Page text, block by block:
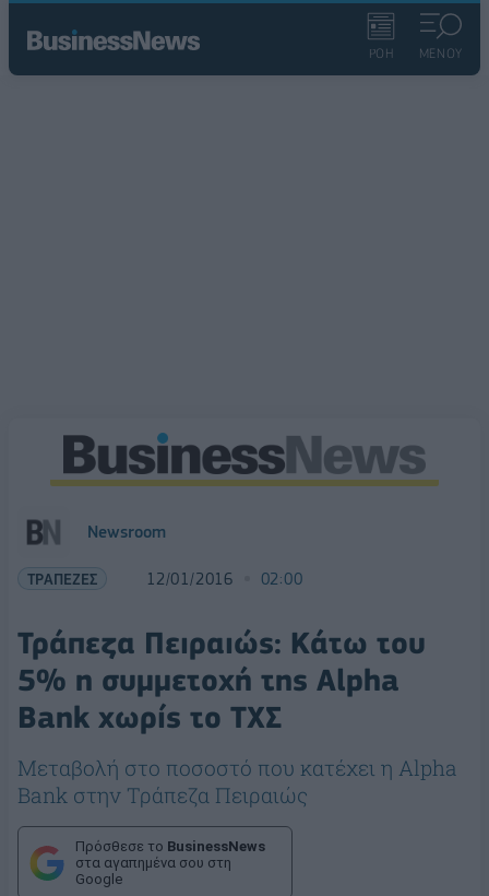
ΡΟΗ ΜΕΝΟΥ
Newsroom
ΤΡΑΠΕΖΕΣ 12/01/2016 02:00
Τράπεζα Πειραιώς: Κάτω του
5% η συμμετοχή της Alpha
Bank χωρίς το ΤΧΣ
Μεταβολή στο ποσοστό που κατέχει η Alpha
Bank στην Τράπεζα Πειραιώς
Πρόσθεσε το BusinessNews
στα αγαπημένα σου στη
Google